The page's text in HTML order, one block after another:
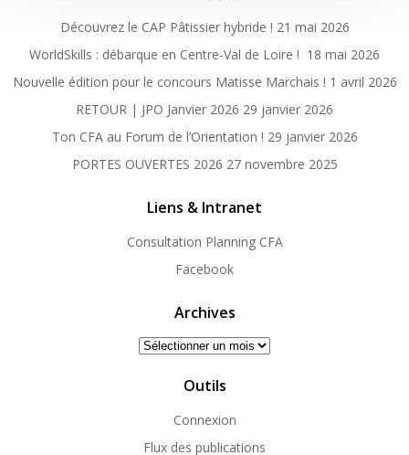
Découvrez le CAP Pâtissier hybride ! 21 mai 2026
WorldSkills : débarque en Centre-Val de Loire ! 18 mai 2026
Nouvelle édition pour le concours Matisse Marchais ! 1 avril 2026
RETOUR | JPO Janvier 2026 29 janvier 2026
Ton CFA au Forum de l’Orientation ! 29 janvier 2026
PORTES OUVERTES 2026 27 novembre 2025
Liens & Intranet
Consultation Planning CFA
Facebook
Archives
Archives
Outils
Connexion
Flux des publications